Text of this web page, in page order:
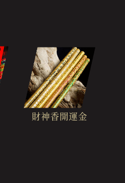
財神香開運金